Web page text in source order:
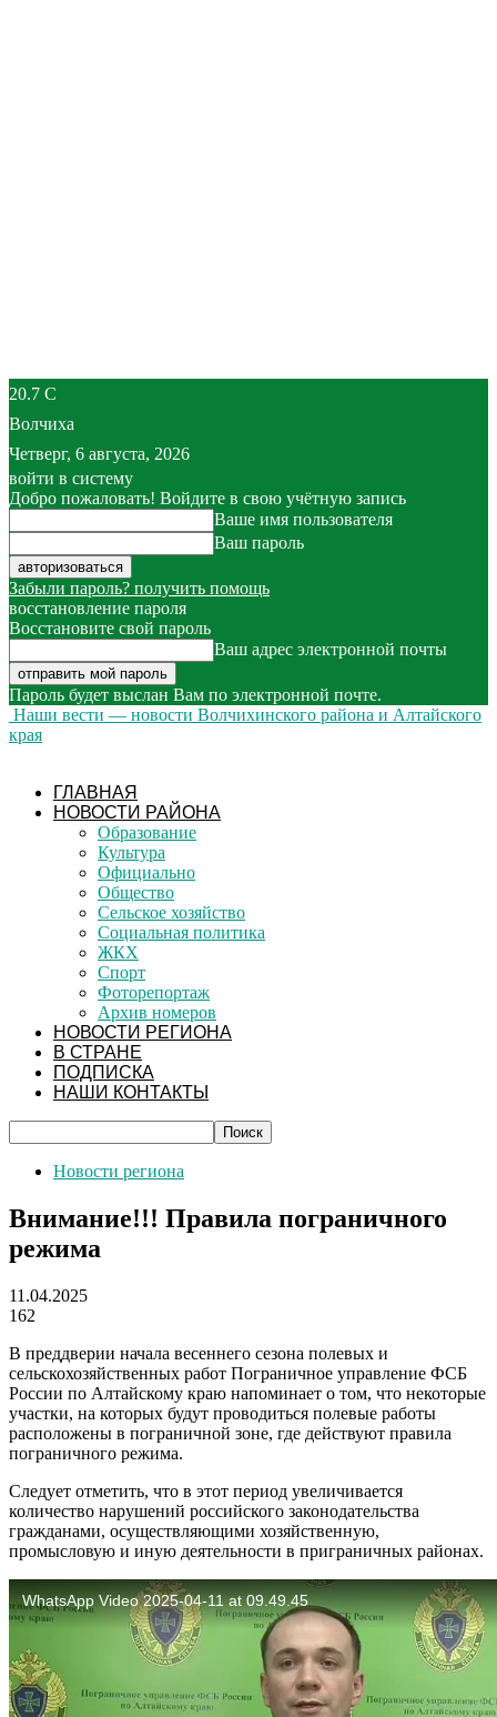
20.7 C
Волчиха
Четверг, 6 августа, 2026
войти в систему
Добро пожаловать! Войдите в свою учётную запись
Ваше имя пользователя
Ваш пароль
Забыли пароль? получить помощь
восстановление пароля
Восстановите свой пароль
Ваш адрес электронной почты
Пароль будет выслан Вам по электронной почте.
Наши вести — новости Волчихинского района и Алтайского
края
ГЛАВНАЯ
НОВОСТИ РАЙОНА
Образование
Культура
Официально
Общество
Сельское хозяйство
Социальная политика
ЖКХ
Спорт
Фоторепортаж
Архив номеров
НОВОСТИ РЕГИОНА
В СТРАНЕ
ПОДПИСКА
НАШИ КОНТАКТЫ
Новости региона
Внимание!!! Правила пограничного
режима
11.04.2025
162
В преддверии начала весеннего сезона полевых и
сельскохозяйственных работ Пограничное управление ФСБ
России по Алтайскому краю напоминает о том, что некоторые
участки, на которых будут проводиться полевые работы
расположены в пограничной зоне, где действуют правила
пограничного режима.
Следует отметить, что в этот период увеличивается
количество нарушений российского законодательства
гражданами, осуществляющими хозяйственную,
промысловую и иную деятельности в приграничных районах.